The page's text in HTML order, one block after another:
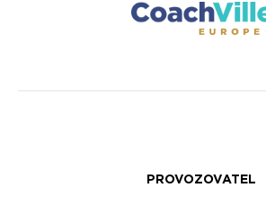
PROVOZOVATEL